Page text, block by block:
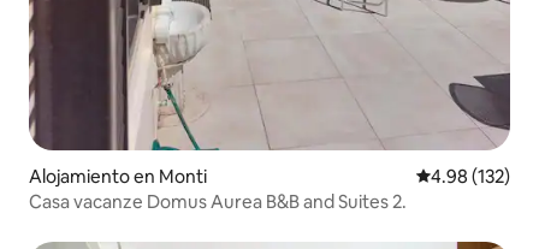
Alojamiento en Monti Calificación
4.98 (132)
Casa vacanze Domus Aurea B&B and Suites 2.